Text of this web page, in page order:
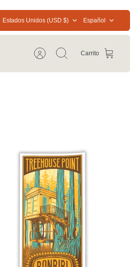
Estados Unidos (USD $)
Idioma
Español
Cuenta Buscar
Carrito